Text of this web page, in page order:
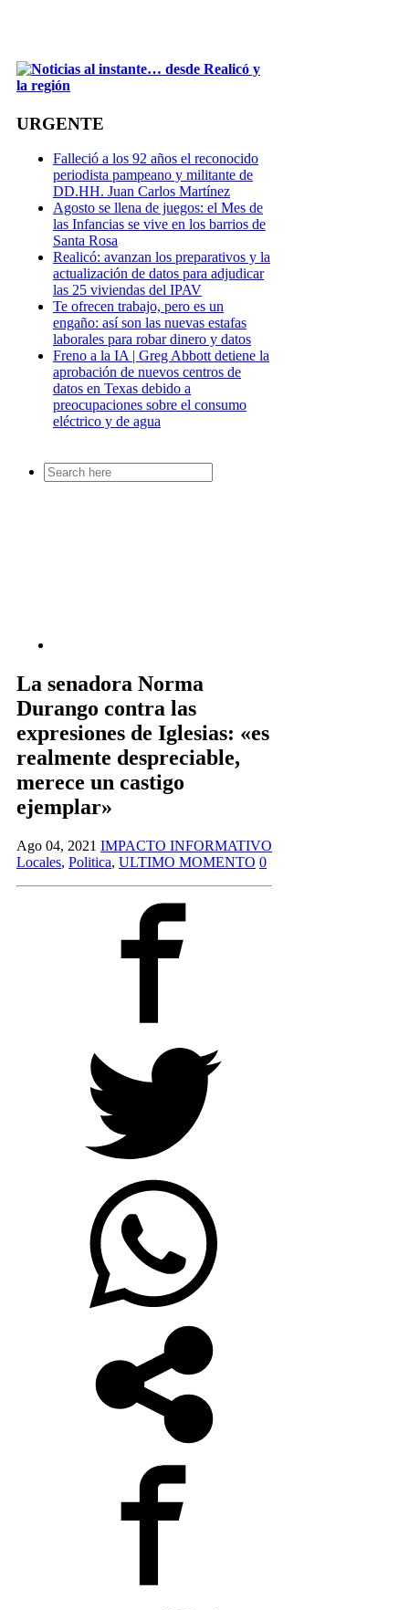
URGENTE
Falleció a los 92 años el reconocido
periodista pampeano y militante de
DD.HH. Juan Carlos Martínez
Agosto se llena de juegos: el Mes de
las Infancias se vive en los barrios de
Santa Rosa
Realicó: avanzan los preparativos y la
actualización de datos para adjudicar
las 25 viviendas del IPAV
Te ofrecen trabajo, pero es un
engaño: así son las nuevas estafas
laborales para robar dinero y datos
Freno a la IA | Greg Abbott detiene la
aprobación de nuevos centros de
datos en Texas debido a
preocupaciones sobre el consumo
eléctrico y de agua
Search
for:
La senadora Norma
Durango contra las
expresiones de Iglesias: «es
realmente despreciable,
merece un castigo
ejemplar»
Ago 04, 2021 IMPACTO INFORMATIVO
Locales, Politica, ULTIMO MOMENTO 0